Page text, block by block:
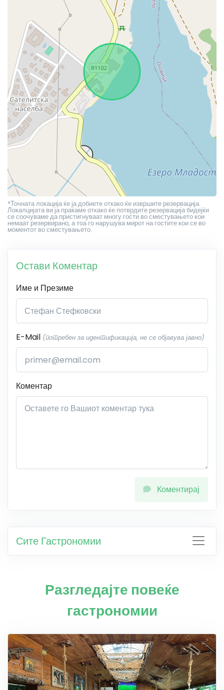
*Точната локација ќе ја добиете откако ќе извршите резервација.
Локалцијата ви ја праќаме откако ќе потврдите резервација бидејќи
се соочуваме да пристигнуваат многу гости во сместувањето кои
немаат резервирано, а тоа го нарушува мирот на гостите кои се во
моментот во сместувањето.
Остави Коментар
Име и Презиме
E-Mail (потребен за идентификација, не се објавува јавно)
Коментар
Коментирај
Сите Гастрономии
Разгледајте повеќе
гастрономии